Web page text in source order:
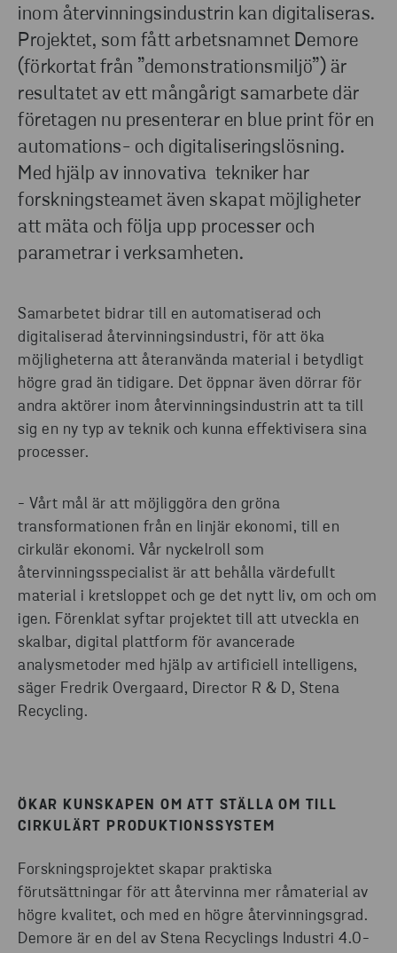
inom återvinningsindustrin kan digitaliseras.
Projektet, som fått arbetsnamnet Demore
(förkortat från ”demonstrationsmiljö”) är
resultatet av ett mångårigt samarbete där
företagen nu presenterar en blue print för en
automations- och digitaliseringslösning.
Med hjälp av innovativa tekniker har
forskningsteamet även skapat möjligheter
att mäta och följa upp processer och
parametrar i verksamheten.
Samarbetet bidrar till en automatiserad och
digitaliserad återvinningsindustri, för att öka
möjligheterna att återanvända material i betydligt
högre grad än tidigare. Det öppnar även dörrar för
andra aktörer inom återvinningsindustrin att ta till
sig en ny typ av teknik och kunna effektivisera sina
processer.
- Vårt mål är att möjliggöra den gröna
transformationen från en linjär ekonomi, till en
cirkulär ekonomi. Vår nyckelroll som
återvinningsspecialist är att behålla värdefullt
material i kretsloppet och ge det nytt liv, om och om
igen. Förenklat syftar projektet till att utveckla en
skalbar, digital plattform för avancerade
analysmetoder med hjälp av artificiell intelligens,
säger Fredrik Overgaard, Director R & D, Stena
Recycling.
ÖKAR KUNSKAPEN OM ATT STÄLLA OM TILL
CIRKULÄRT PRODUKTIONSSYSTEM
Forskningsprojektet skapar praktiska
förutsättningar för att återvinna mer råmaterial av
högre kvalitet, och med en högre återvinningsgrad.
Demore är en del av Stena Recyclings Industri 4.0-